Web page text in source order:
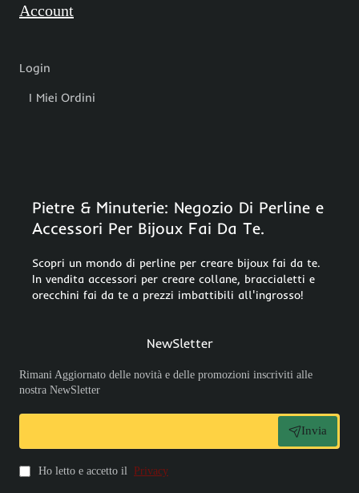
Account
Login
I Miei Ordini
Pietre & Minuterie: Negozio Di Perline e
Accessori Per Bijoux Fai Da Te.
Scopri un mondo di perline per creare bijoux fai da te.
In vendita accessori per creare collane, braccialetti e
orecchini fai da te a prezzi imbattibili all'ingrosso!
NewSletter
Rimani Aggiornato delle novità e delle promozioni inscriviti alle
nostra NewSletter
Invia
Ho letto e accetto il Privacy